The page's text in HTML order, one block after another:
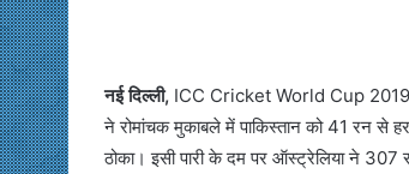
नई दिल्ली, ICC Cricket World Cup 2019
ने रोमांचक मुकाबले में पाकिस्तान को 41 रन से
ठोका। इसी पारी के दम पर ऑस्ट्रेलिया ने 307